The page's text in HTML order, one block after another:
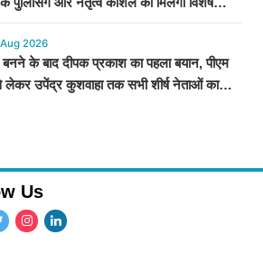
2026
के बाद दीपक प्रकाश का पहला बयान, पीएम
लेकर उपेंद्र कुशवाहा तक सभी शीर्ष नेताओं का
Us